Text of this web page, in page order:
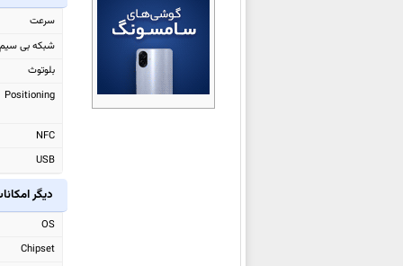
MatePad 11.5 (2026)
سرعت
شبکه بی سیم
بلوتوث
Positioning
NFC
USB
دیگر
OS
Chipset